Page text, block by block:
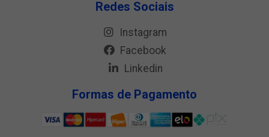
Redes Sociais
Instagram
Facebook
Linkedin
Formas de Pagamento